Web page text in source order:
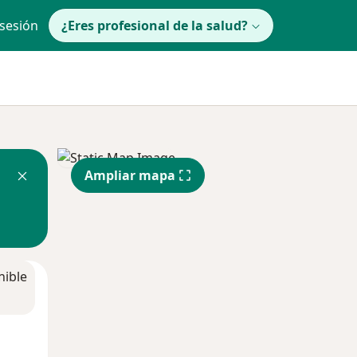
¿Eres profesional de la salud?
Ampliar mapa